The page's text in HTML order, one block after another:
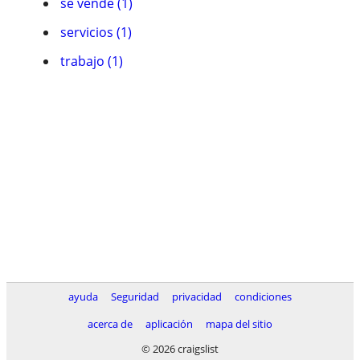
servicios (1)
trabajo (1)
ayuda Seguridad privacidad
condiciones
acerca de
aplicación
mapa del sitio
© 2026 craigslist